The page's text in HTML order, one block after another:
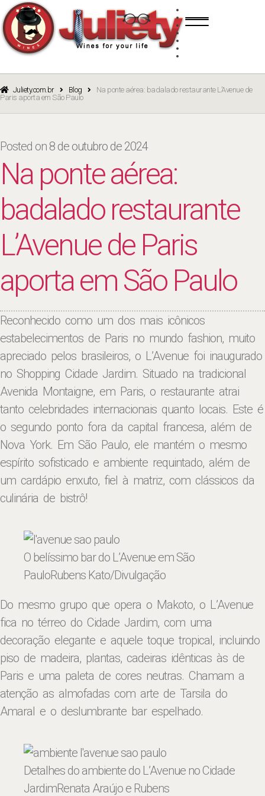
navigation
content
BRANCO
ROSÉ
Juliety.com.br Blog
Na ponte aérea: badalado restaurante L’Avenue de
Paris aporta em São Paulo
Posted on 8 de outubro de 2024
Na ponte aérea:
badalado restaurante
L’Avenue de Paris
aporta em São Paulo
Reconhecido como um dos mais icônicos
estabelecimentos de Paris no mundo fashion, muito
apreciado pelos brasileiros, o L’Avenue foi inaugurado
no Shopping Cidade Jardim. Situado na tradicional
Avenida Montaigne, em Paris, o restaurante atrai
tanto celebridades internacionais quanto locais. Este é
o segundo ponto fora da capital francesa, além de
Nova York. Em São Paulo, ele mantém o mesmo
espírito sofisticado e ambiente requintado, além de
um cardápio enxuto, fiel à matriz, com clássicos da
culinária de bistrô!
O belíssimo bar do L’Avenue em São
PauloRubens Kato/Divulgação
Do mesmo grupo que opera o Makoto, o L’Avenue
fica no térreo do Cidade Jardim, com uma
decoração elegante e aquele toque tropical, incluindo
piso de madeira, plantas, cadeiras idênticas às de
Paris e uma paleta de cores neutras. Chamam a
atenção as almofadas com arte de Tarsila do
Amaral e o deslumbrante bar espelhado.
Detalhes do ambiente do L’Avenue no Cidade
JardimRenata Araújo e Rubens